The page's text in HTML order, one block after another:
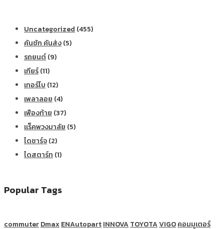
Uncategorized (455)
คันชัก คันส่ง(5)
รถยนต์(9)
เกียร์(11)
เทอร์โบ (12)
เพลาลอย (4)
เฟืองท้าย (37)
แร็คพวงมาลัย (5)
ไดชาร์จ(2)
ไดสตาร์ท (1)
Popular Tags
commuterDmaxENAutopartINNOVATOYOTAVIGOคอมมูเตอร์